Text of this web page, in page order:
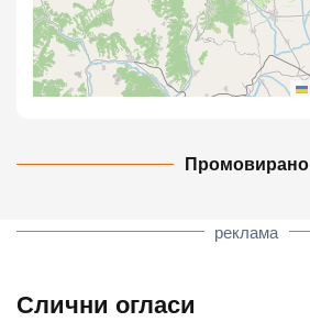
Промовирано
реклама
Слични огласи